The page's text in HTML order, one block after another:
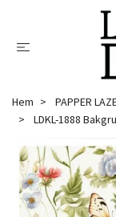
Hem PAPPER
LDKL-1888